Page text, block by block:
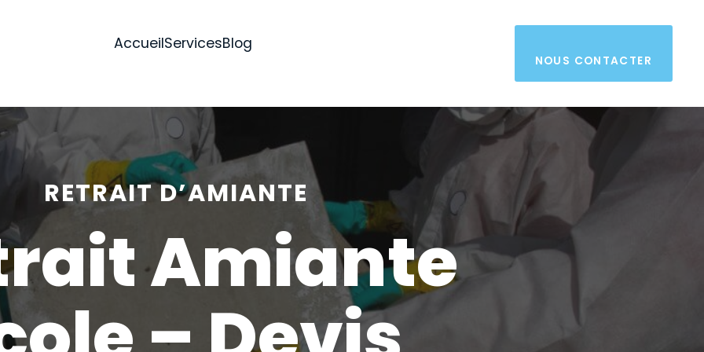
AccueilServicesBlog
NOUS CONTACTER
RETRAIT D’AMIANTE
Amiante